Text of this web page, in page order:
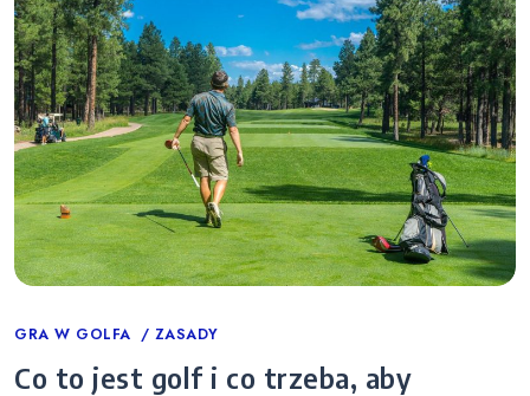
Categories
GRA W GOLFA ZASADY
Co to jest golf i co trzeba, aby